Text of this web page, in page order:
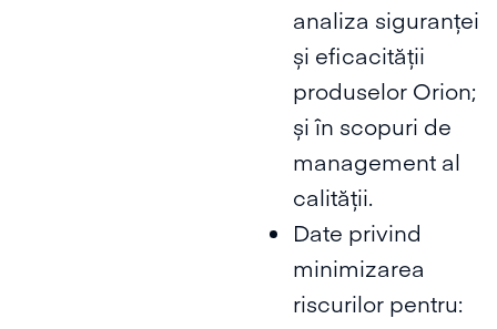
analiza siguranței
și eficacității
produselor Orion;
și în scopuri de
management al
calității.
Date privind
minimizarea
riscurilor pentru: